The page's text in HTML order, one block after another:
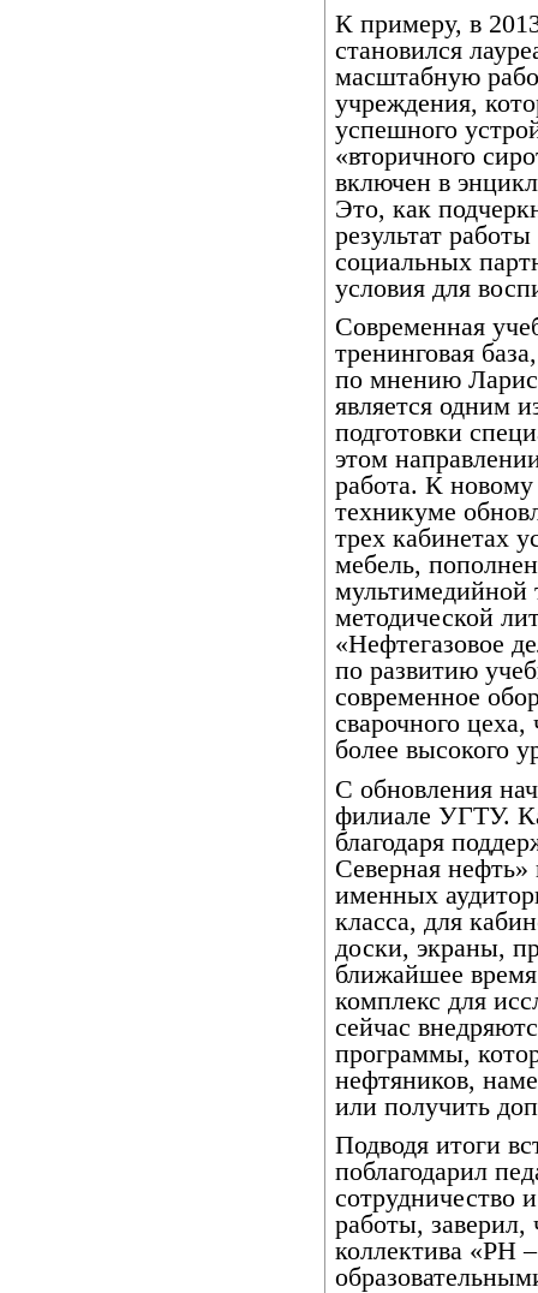
К примеру, в
становился
масштабную
учреждения,
успешного
«вторичного
включен в
Это, как
результат
социальных
условия для
Современная
тренинговая база,
по мнению
является одним
подготовки
этом
работа. К
техникуме
трех кабинетах
мебель,
мультимедийной
методической
«Нефтегазовое
по развитию
современное
сварочного цеха,
более высокого
С обновления
филиале УГТУ.
благодаря
Северная
именных
класса, для
доски, экраны,
ближайшее
комплекс для
сейчас
программы,
нефтяников,
или получить
Подводя итоги
поблагодарил
сотрудничество
работы, заверил,
коллектива «РН